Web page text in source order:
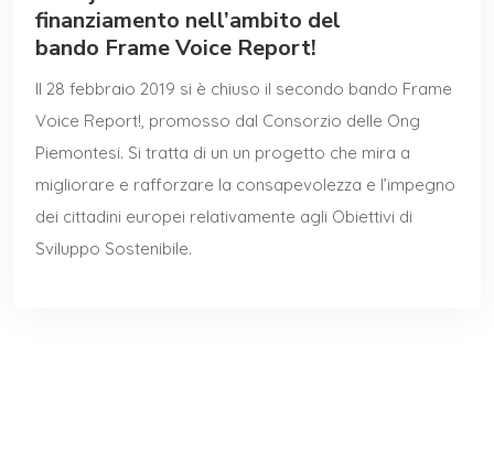
finanziamento nell’ambito del
bando Frame Voice Report!
Il 28 febbraio 2019 si è chiuso il secondo bando Frame
Voice Report!, promosso dal Consorzio delle Ong
Piemontesi. Si tratta di un un progetto che mira a
migliorare e rafforzare la consapevolezza e l’impegno
dei cittadini europei relativamente agli Obiettivi di
Sviluppo Sostenibile.